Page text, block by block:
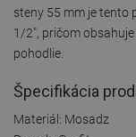
steny 55 mm je tento
1/2", pričom
pohodlie.
Špecifikácia
Materiál: Mosadz